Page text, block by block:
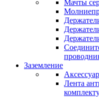
Мачты
Заземление
Лента